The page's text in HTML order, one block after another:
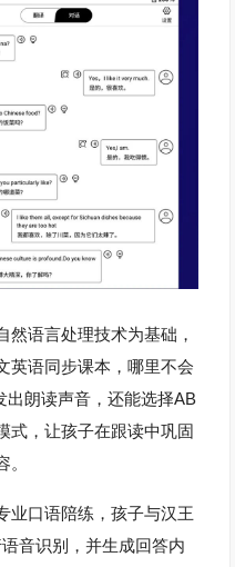
然语言处理技术为基础，
英语同步课本，哪里不会
出朗读声音，还能选择AB
式，让孩子在跟读中巩固
。
业口语陪练，孩子与汉王
音识别，并生成回答内